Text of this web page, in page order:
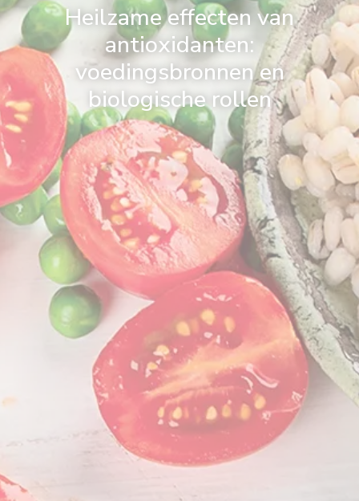
Heilzame effecten van
antioxidanten:
voedingsbronnen en
biologische rollen